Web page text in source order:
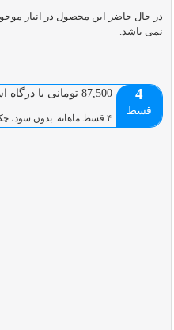
در حال حاضر این محصول در انبار
نمی باشد.
4
قسط
87,500 تومانی با درگاه اسنپ‌پی
۴ قسط ماهانه. بدون سود، چک و ضامن.